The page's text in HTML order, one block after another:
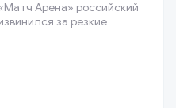
Арена» российский
за резкие